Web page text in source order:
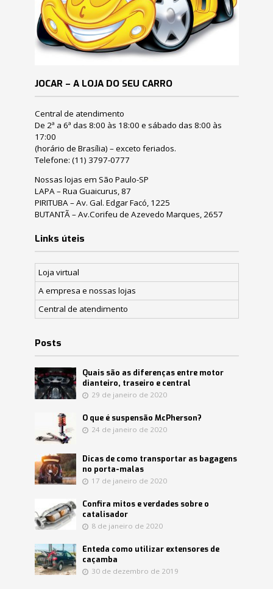
JOCAR – A LOJA DO SEU CARRO
Central de atendimento
De 2ª a 6ª das 8:00 às 18:00 e sábado das 8:00 às
17:00
(horário de Brasília) – exceto feriados.
Telefone: (11) 3797-0777
Nossas lojas em São Paulo-SP
LAPA – Rua Guaicurus, 87
PIRITUBA – Av. Gal. Edgar Facó, 1225
BUTANTÃ – Av.Corifeu de Azevedo Marques, 2657
Links úteis
Loja virtual
A empresa e nossas lojas
Central de atendimento
Posts
Quais são as diferenças entre motor
dianteiro, traseiro e central
29 de janeiro de 2020
O que é suspensão McPherson?
24 de janeiro de 2020
Dicas de como transportar as bagagens
no porta-malas
17 de janeiro de 2020
Confira mitos e verdades sobre o
catalisador
8 de janeiro de 2020
Enteda como utilizar extensores de
caçamba
30 de dezembro de 2019